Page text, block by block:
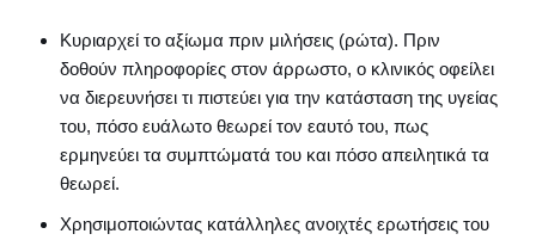
Κυριαρχεί το αξίωμα πριν μιλήσεις (ρώτα). Πριν
δοθούν πληροφορίες στον άρρωστο, ο κλινικός οφείλει
να διερευνήσει τι πιστεύει για την κατάσταση της υγείας
του, πόσο ευάλωτο θεωρεί τον εαυτό του, πως
ερμηνεύει τα συμπτώματά του και πόσο απειλητικά τα
θεωρεί.
Χρησιμοποιώντας κατάλληλες ανοιχτές ερωτήσεις του